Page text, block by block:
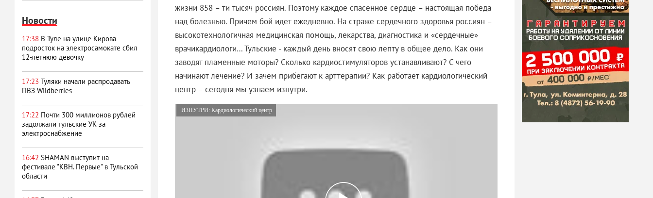
Новости
17:38 В Туле на улице Кирова
подросток на электросамокате сбил
12-летнюю девочку
17:23 Туляки начали распродавать
ПВЗ Wildberries
17:22 Почти 300 миллионов рублей
задолжали тульские УК за
электроснабжение
16:42 SHAMAN выступит на
фестивале "КВН. Первые" в Тульской
области
жизни 858 – ти тысяч россиян. Поэтому каждое спасенное сердце – настоящая победа
над болезнью. Причем бой идет ежедневно. На страже сердечного здоровья россиян –
высокотехнологичная медицинская помощь, лекарства, диагностика и «сердечные»
врачикардиологи… Тульские - каждый день вносят свою лепту в общее дело. Как они
заводят пламенные моторы? Сколько кардиостимуляторов устанавливают? С чего
начинают лечение? И зачем прибегают к арттерапии? Как работает кардиологический
центр – сегодня мы узнаем изнутри.
ИЗНУТРИ: Кардиологический центр